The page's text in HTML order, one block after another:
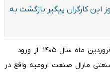
کارگران پیگیر بازگشت به
به گزارش خبرنگار ایلنا، از روز یکم فروردین ماه سال ۱۴۰۵، از ورود
صنعتی مارال صنعت ارومیه واقع در